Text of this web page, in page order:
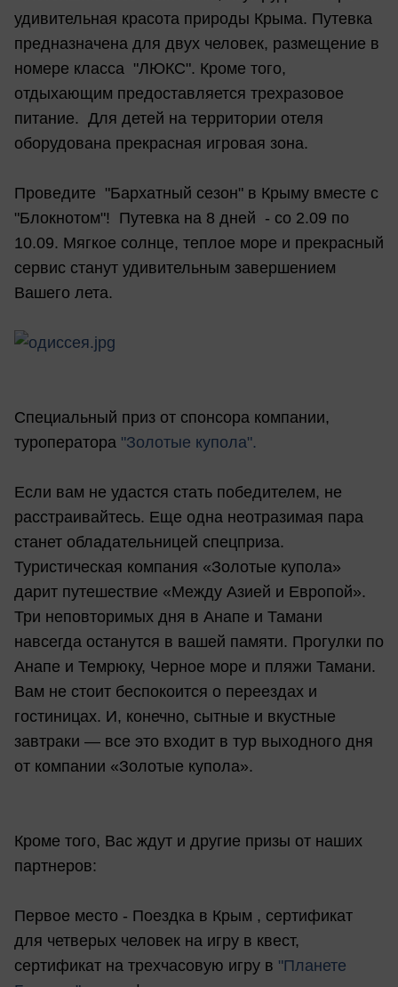
удивительная красота природы Крыма. Путевка
предназначена для двух человек, размещение в
номере класса "ЛЮКС". Кроме того,
отдыхающим предоставляется трехразовое
питание. Для детей на территории отеля
оборудована прекрасная игровая зона.
Проведите "Бархатный сезон" в Крыму вместе с
"Блокнотом"! Путевка на 8 дней - со 2.09 по
10.09. Мягкое солнце, теплое море и прекрасный
сервис станут удивительным завершением
Вашего лета.
Специальный приз от спонсора компании,
туроператора "Золотые купола".
Если вам не удастся стать победителем, не
расстраивайтесь. Еще одна неотразимая пара
станет обладательницей спецприза.
Туристическая компания «Золотые купола»
дарит путешествие «Между Азией и Европой».
Три неповторимых дня в Анапе и Тамани
навсегда останутся в вашей памяти. Прогулки по
Анапе и Темрюку, Черное море и пляжи Тамани.
Вам не стоит беспокоится о переездах и
гостиницах. И, конечно, сытные и вкустные
завтраки — все это входит в тур выходного дня
от компании «Золотые купола».
Кроме того, Вас ждут и другие призы от наших
партнеров:
Первое место - Поездка в Крым , сертификат
для четверых человек на игру в квест,
сертификат на трехчасовую игру в "Планете